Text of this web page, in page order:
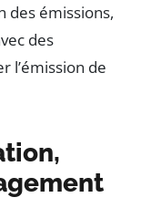
des émissions,
des
l’émission de